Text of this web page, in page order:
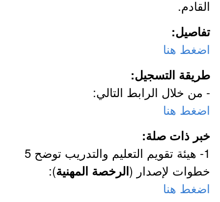
القادم.
تفاصيل:
اضغط هنا
طريقة التسجيل:
- من خلال الرابط التالي:
اضغط هنا
خبر ذات صلة:
1- هيئة تقويم التعليم والتدريب توضح 5
خطوات لإصدار (الرخصة المهنية):
اضغط هنا